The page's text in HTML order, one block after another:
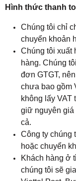
Hình thức thanh
Chúng tôi chỉ
chuyển khoản
Chúng tôi xuất
hàng. Chúng
đơn GTGT,
chưa bao gồm
không lấy VAT
giữ nguyên giá
cả.
Công ty chúng
hoặc chuyển
Khách hàng ở
chúng tôi sẽ